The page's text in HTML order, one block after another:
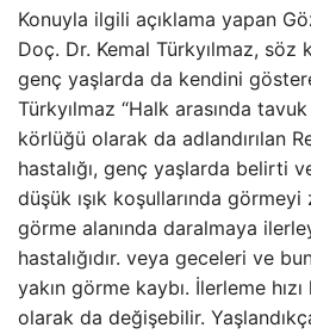
Konuyla ilgili açıklama yapan
Doç. Dr. Kemal Türkyılmaz, söz
genç yaşlarda da kendini
Türkyılmaz “Halk arasında
körlüğü olarak da adlandırılan
hastalığı, genç yaşlarda belirti
düşük ışık koşullarında
görme alanında daralmaya
hastalığıdır. veya geceleri ve
yakın görme kaybı. İlerleme hızı
olarak da değişebilir.